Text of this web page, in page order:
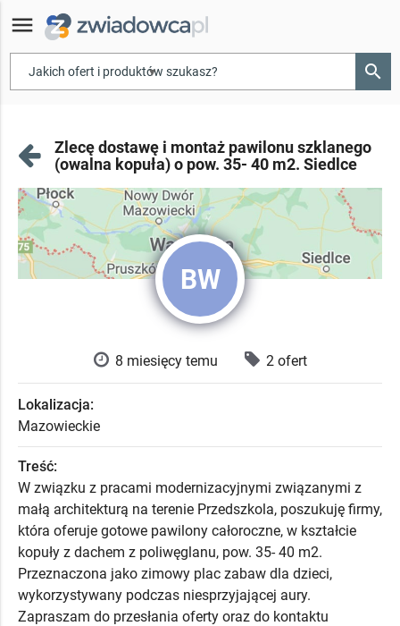
menu
▾ search
Zlecę dostawę i montaż pawilonu szklanego
(owalna kopuła) o pow. 35- 40 m2. Siedlce
BW
8 miesięcy temu 2 ofert
Lokalizacja:
Mazowieckie
Treść:
W związku z pracami modernizacyjnymi związanymi z
małą architekturą na terenie Przedszkola, poszukuję firmy,
która oferuje gotowe pawilony całoroczne, w kształcie
kopuły z dachem z poliwęglanu, pow. 35- 40 m2.
Przeznaczona jako zimowy plac zabaw dla dzieci,
wykorzystywany podczas niesprzyjającej aury.
Zapraszam do przesłania oferty oraz do kontaktu